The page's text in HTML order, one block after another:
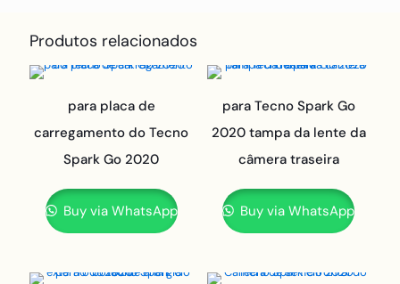
Produtos relacionados
para placa de
carregamento do Tecno
Spark Go 2020
Buy via WhatsApp
para Tecno Spark Go
2020 tampa da lente da
câmera traseira
Buy via WhatsApp